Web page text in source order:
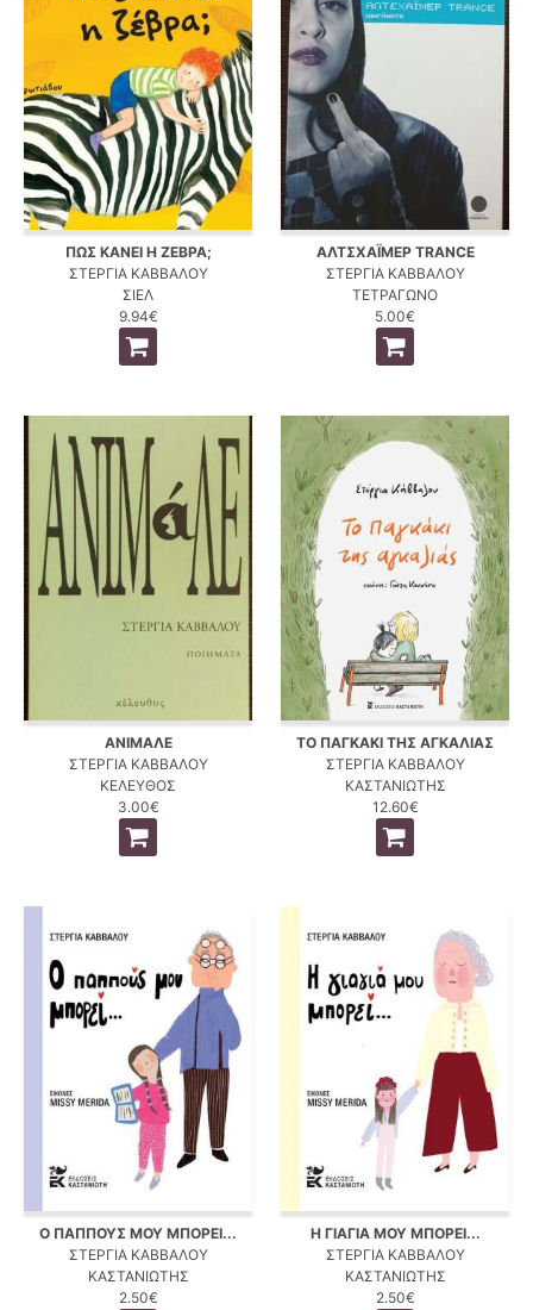
ΠΩΣ ΚΑΝΕΙ Η ΖΕΒΡΑ;
ΣΤΕΡΓΙΑ ΚΑΒΒΑΛΟΥ
ΣΙΕΛ
9.94€
ΑΛΤΣΧΑΪΜΕΡ TRANCE
ΣΤΕΡΓΙΑ ΚΑΒΒΑΛΟΥ
ΤΕΤΡΑΓΩΝΟ
5.00€
ΑΝΙΜΑΛΕ
ΣΤΕΡΓΙΑ ΚΑΒΒΑΛΟΥ
ΚΕΛΕΥΘΟΣ
3.00€
ΤΟ ΠΑΓΚΑΚΙ ΤΗΣ ΑΓΚΑΛΙΑΣ
ΣΤΕΡΓΙΑ ΚΑΒΒΑΛΟΥ
ΚΑΣΤΑΝΙΩΤΗΣ
12.60€
Ο ΠΑΠΠΟΥΣ ΜΟΥ ΜΠΟΡΕΙ...
ΣΤΕΡΓΙΑ ΚΑΒΒΑΛΟΥ
ΚΑΣΤΑΝΙΩΤΗΣ
2.50€
Η ΓΙΑΓΙΑ ΜΟΥ ΜΠΟΡΕΙ...
ΣΤΕΡΓΙΑ ΚΑΒΒΑΛΟΥ
ΚΑΣΤΑΝΙΩΤΗΣ
2.50€